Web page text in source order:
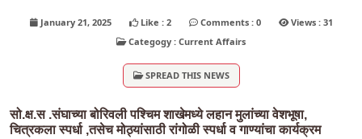
January 21, 2025 Like : 2 Comments : 0
Views : 31
Categogy : Current Affairs
SPREAD THIS NEWS
सो.क्ष.स .संघाच्या बोरिवली पश्चिम शाखेमध्ये लहान मुलांच्या वेशभूषा,
चित्रकला स्पर्धा ,तसेच मोठ्यांसाठी रांगोळी स्पर्धा व गाण्यांचा कार्यक्रम